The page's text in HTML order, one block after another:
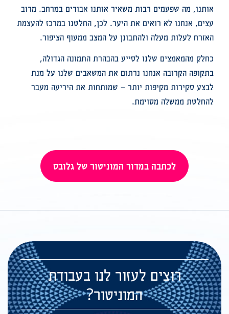
אותנו, מה שפעמים רבות משאיר אותנו אבודים במרחב. מרוב
עצים, אנחנו לא רואים את היער. לכן, החלטנו במרכז להעצמת
האזרח לעלות מעלה ולהתבונן על המצב ממעוף הציפור.
כחלק מהמאמצים שלנו לסייע בהבהרת התמונה הגדולה,
בתקופה הקרובה אנחנו נרתום את המשאבים שלנו על מנת
לבצע סקירות מקיפות יותר – שמותחות את היריעה מעבר
להחלטת ממשלה מסוימת.
לכתבה במדור המוניטור של גלובס
רוצים לעזור לנו בעבודת
המוניטור?